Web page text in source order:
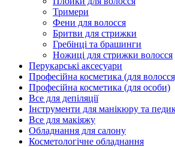
Тримери
Фени для волосся
Бритви для стрижки
Гребінці та брашинги
Ножиці для стрижки волосся
Перукарські аксесуари
Професійна косметика (для
Професійна косметика (для особи)
Все для депіляції
Інструменти для манікюру та
Все для макіяжу
Обладнання для салону
Косметологічне обладнання